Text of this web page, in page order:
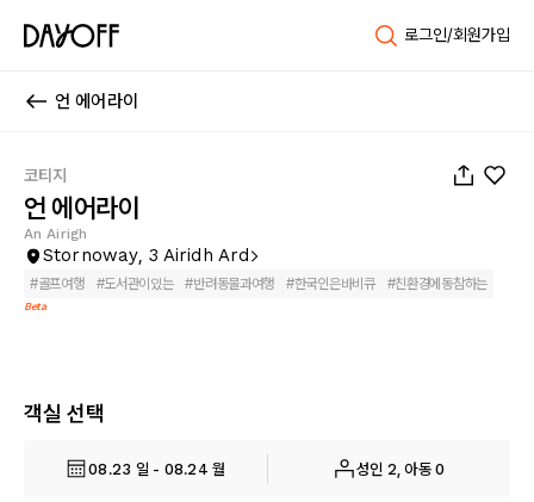
로그인/회원가입
언 에어라이
코티지
언 에어라이
An Airigh
Stornoway, 3 Airidh Ard
#골프여행 #도서관이있는 #반려동물과여행 #한국인은바비큐 #친환경에동참하는
Beta
객실 선택
08.23 일 - 08.24 월 성인 2, 아동 0